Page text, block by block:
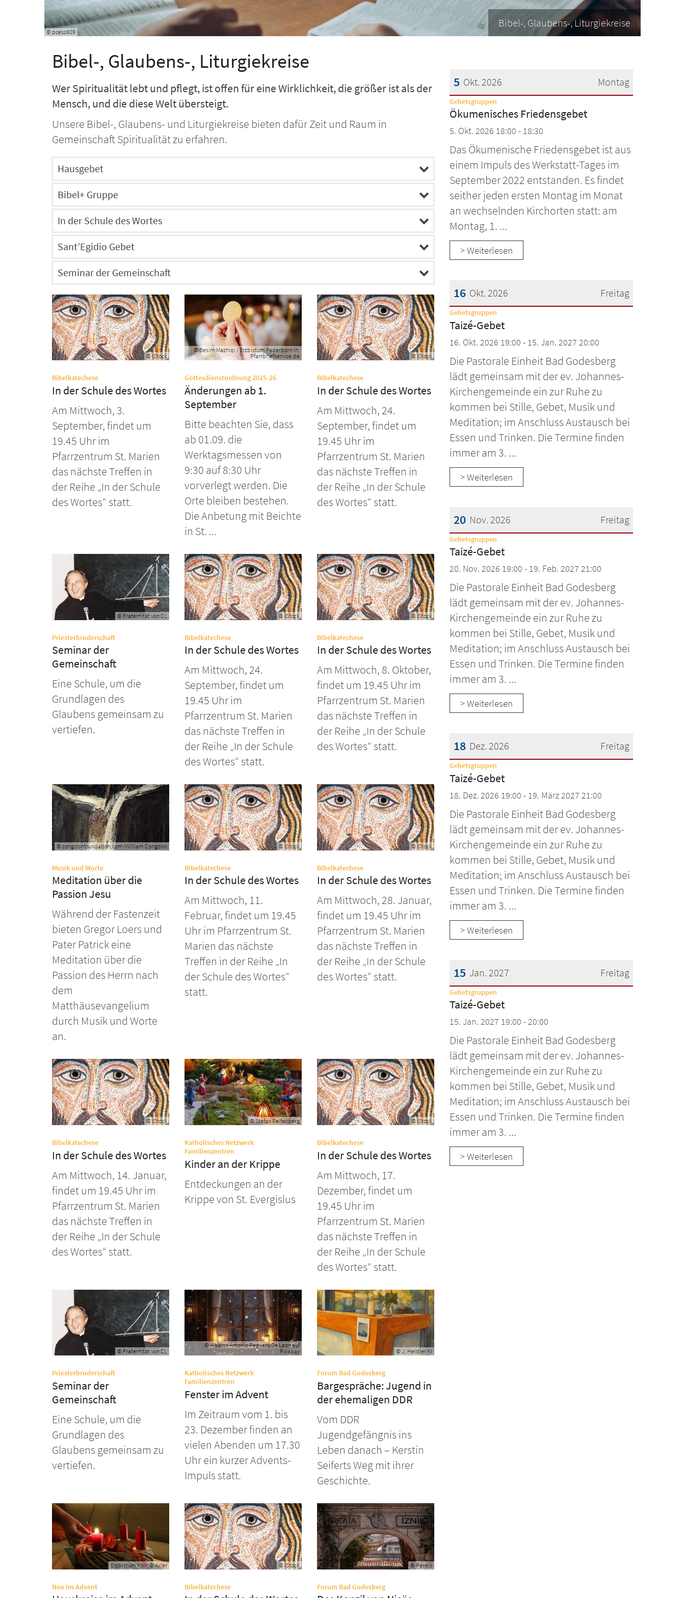
© pcess609
Bibel-, Glaubens-, Liturgiekreise
Bibel-, Glaubens-, Liturgiekreise
Wer Spiritualität lebt und pflegt, ist offen für eine Wirklichkeit, die größer ist als der
Mensch, und die diese Welt übersteigt.
Unsere Bibel-, Glaubens- und Liturgiekreise bieten dafür Zeit und Raum in
Gemeinschaft Spiritualität zu erfahren.
Hausgebet
Bibel+ Gruppe
In der Schule des Wortes
Sant’Egidio Gebet
Seminar der Gemeinschaft
© iStock
Bibelkatechese:
In der Schule des Wortes
Am Mittwoch, 3.
September, findet um
19.45 Uhr im
Pfarrzentrum St. Marien
das nächste Treffen in
der Reihe „In der Schule
des Wortes“ statt.
© Besim Mazhiqi / Erzbistum Paderborn In:
Pfarrbriefservice.de
Gottesdienstordnung 2025-26:
Änderungen ab 1.
September
Bitte beachten Sie, dass
ab 01.09. die
Werktagsmessen von
9:30 auf 8:30 Uhr
vorverlegt werden. Die
Orte bleiben bestehen.
Die Anbetung mit Beichte
in St. ...
© iStock
Bibelkatechese:
In der Schule des Wortes
Am Mittwoch, 24.
September, findet um
19.45 Uhr im
Pfarrzentrum St. Marien
das nächste Treffen in
der Reihe „In der Schule
des Wortes“ statt.
© Fraternität von CL
Priesterbruderschaft:
Seminar der
Gemeinschaft
Eine Schule, um die
Grundlagen des
Glaubens gemeinsam zu
vertiefen.
© iStock
Bibelkatechese:
In der Schule des Wortes
Am Mittwoch, 24.
September, findet um
19.45 Uhr im
Pfarrzentrum St. Marien
das nächste Treffen in
der Reihe „In der Schule
des Wortes“ statt.
© iStock
Bibelkatechese:
In der Schule des Wortes
Am Mittwoch, 8. Oktober,
findet um 19.45 Uhr im
Pfarrzentrum St. Marien
das nächste Treffen in
der Reihe „In der Schule
des Wortes“ statt.
© congdonfoundation.com/William Congdon
Musik und Worte:
Meditation über die
Passion Jesu
Während der Fastenzeit
bieten Gregor Loers und
Pater Patrick eine
Meditation über die
Passion des Herrn nach
dem
Matthäusevangelium
durch Musik und Worte
an.
© iStock
Bibelkatechese:
In der Schule des Wortes
Am Mittwoch, 11.
Februar, findet um 19.45
Uhr im Pfarrzentrum St.
Marien das nächste
Treffen in der Reihe „In
der Schule des Wortes“
statt.
© iStock
Bibelkatechese:
In der Schule des Wortes
Am Mittwoch, 28. Januar,
findet um 19.45 Uhr im
Pfarrzentrum St. Marien
das nächste Treffen in
der Reihe „In der Schule
des Wortes“ statt.
© iStock
Bibelkatechese:
In der Schule des Wortes
Am Mittwoch, 14. Januar,
findet um 19.45 Uhr im
Pfarrzentrum St. Marien
das nächste Treffen in
der Reihe „In der Schule
des Wortes“ statt.
© Stefan Reifenberg
Katholisches Netzwerk
Familienzentren:
Kinder an der Krippe
Entdeckungen an der
Krippe von St. Evergislus
© iStock
Bibelkatechese:
In der Schule des Wortes
Am Mittwoch, 17.
Dezember, findet um
19.45 Uhr im
Pfarrzentrum St. Marien
das nächste Treffen in
der Reihe „In der Schule
des Wortes“ statt.
© Fraternität von CL
Priesterbruderschaft:
Seminar der
Gemeinschaft
Eine Schule, um die
Grundlagen des
Glaubens gemeinsam zu
vertiefen.
© Alberto Antonio Peguero De Leon auf
Pixabay
Katholisches Netzwerk
Familienzentren:
Fenster im Advent
Im Zeitraum vom 1. bis
23. Dezember finden an
vielen Abenden um 17.30
Uhr ein kurzer Advents-
Impuls statt.
© J. Heidler KI
Forum Bad Godesberg:
Bargespräche: Jugend in
der ehemaligen DDR
Vom DDR
Jugendgefängnis ins
Leben danach – Kerstin
Seiferts Weg mit ihrer
Geschichte.
Erzbistum Köln © Axler
Neu im Advent:
© iStock
Bibelkatechese:
© Pexels
Forum Bad Godesberg:
Montag
5 Okt. 2026
Datum: 5. Oktober 2026
Gebetsgruppen
Ökumenisches Friedensgebet
5. Okt. 2026 18:00 - 18:30
Das Ökumenische Friedensgebet ist aus
einem Impuls des Werkstatt-Tages im
September 2022 entstanden. Es findet
seither jeden ersten Montag im Monat
an wechselnden Kirchorten statt: am
Montag, 1. ...
> Weiterlesen
Freitag
16 Okt. 2026
Datum: 16. Oktober 2026
Gebetsgruppen
Taizé-Gebet
16. Okt. 2026 19:00 - 15. Jan. 2027 20:00
Die Pastorale Einheit Bad Godesberg
lädt gemeinsam mit der ev. Johannes-
Kirchengemeinde ein zur Ruhe zu
kommen bei Stille, Gebet, Musik und
Meditation; im Anschluss Austausch bei
Essen und Trinken. Die Termine finden
immer am 3. ...
> Weiterlesen
Freitag
20 Nov. 2026
Datum: 20. November 2026
Gebetsgruppen
Taizé-Gebet
20. Nov. 2026 19:00 - 19. Feb. 2027 21:00
Die Pastorale Einheit Bad Godesberg
lädt gemeinsam mit der ev. Johannes-
Kirchengemeinde ein zur Ruhe zu
kommen bei Stille, Gebet, Musik und
Meditation; im Anschluss Austausch bei
Essen und Trinken. Die Termine finden
immer am 3. ...
> Weiterlesen
Freitag
18 Dez. 2026
Datum: 18. Dezember 2026
Gebetsgruppen
Taizé-Gebet
18. Dez. 2026 19:00 - 19. März 2027 21:00
Die Pastorale Einheit Bad Godesberg
lädt gemeinsam mit der ev. Johannes-
Kirchengemeinde ein zur Ruhe zu
kommen bei Stille, Gebet, Musik und
Meditation; im Anschluss Austausch bei
Essen und Trinken. Die Termine finden
immer am 3. ...
> Weiterlesen
Freitag
15 Jan. 2027
Datum: 15. Januar 2027
Gebetsgruppen
Taizé-Gebet
15. Jan. 2027 19:00 - 20:00
Die Pastorale Einheit Bad Godesberg
lädt gemeinsam mit der ev. Johannes-
Kirchengemeinde ein zur Ruhe zu
kommen bei Stille, Gebet, Musik und
Meditation; im Anschluss Austausch bei
Essen und Trinken. Die Termine finden
immer am 3. ...
> Weiterlesen